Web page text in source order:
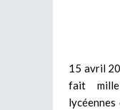
15 avril
fait